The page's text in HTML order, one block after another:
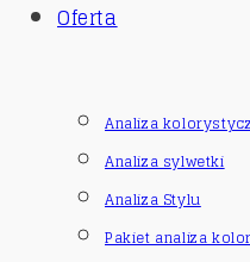
Oferta
Analiza
Analiza sylwetki
Analiza Stylu
Pakiet analiza